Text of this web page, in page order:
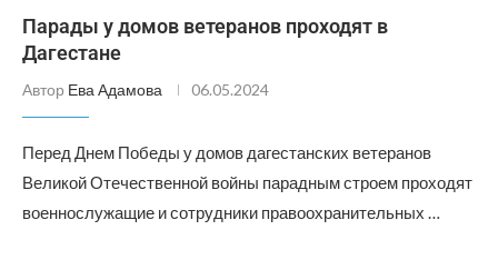
Парады у домов ветеранов проходят в
Дагестане
Автор Ева Адамова 06.05.2024
Перед Днем Победы у домов дагестанских ветеранов
Великой Отечественной войны парадным строем проходят
военнослужащие и сотрудники правоохранительных …